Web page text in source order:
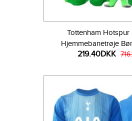
Tottenham Hotspur
Hjemmebanetrøje
Kortærmet (+ Korte
219.40DKK